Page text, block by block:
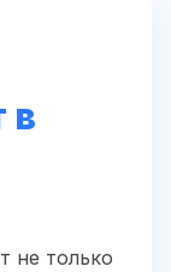
в
не только